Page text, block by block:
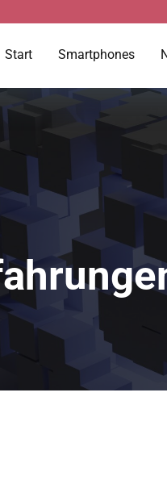
Start Smartphones